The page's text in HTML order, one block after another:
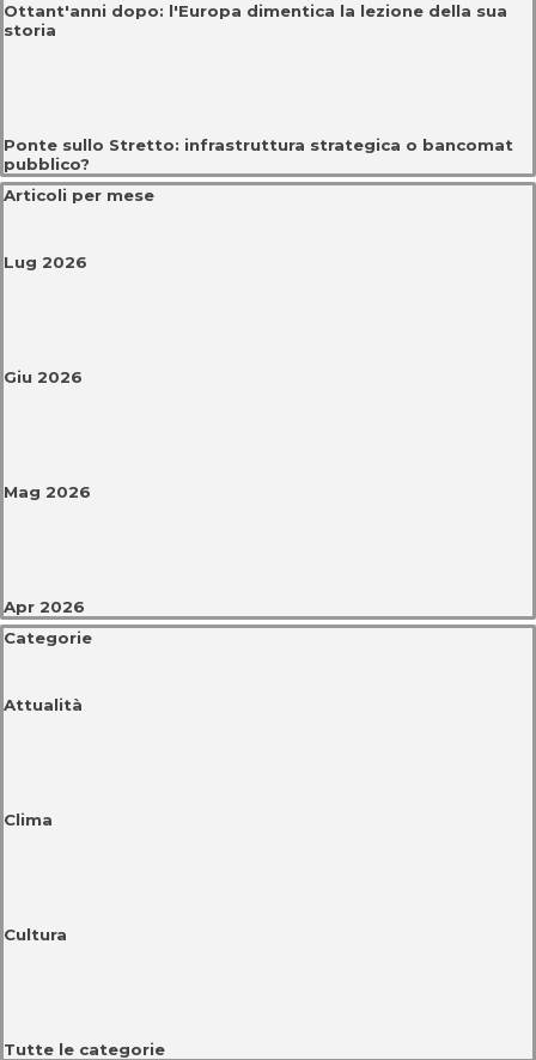
Ottant'anni dopo: l'Europa dimentica la lezione della sua
storia
Ponte sullo Stretto: infrastruttura strategica o bancomat
pubblico?
Salta blocco Articoli per mese
Articoli per mese
Lug 2026
Giu 2026
Mag 2026
Apr 2026
Salta blocco Categorie
Categorie
Attualità
Clima
Cultura
Tutte le categorie